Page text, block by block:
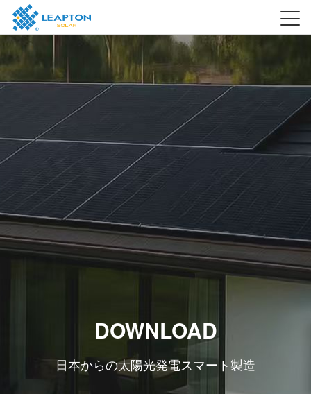
DOWNLOAD
日本からの太陽光発電スマート製造